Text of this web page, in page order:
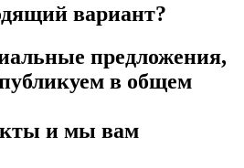
вариант?
предложения,
в общем
и мы вам